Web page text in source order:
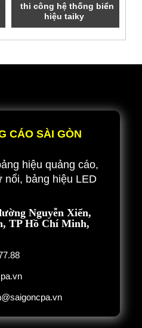
thi công hệ thống biển
hiệu taiky
CÁO SÀI GÒN
hiệu quảng cáo,
nổi, bảng hiệu LED
Nguyễn Xiển,
TP Hồ Chí Minh,